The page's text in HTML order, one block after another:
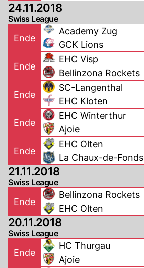
24.11.2018
Swiss League
Ende
Academy Zug
GCK Lions
Ende
EHC Visp
Bellinzona Rockets
Ende
SC-Langenthal
EHC Kloten
Ende
EHC Winterthur
Ajoie
Ende
EHC Olten
La Chaux-de-Fonds
21.11.2018
Swiss League
Ende
Bellinzona Rockets
EHC Olten
20.11.2018
Swiss League
Ende
HC Thurgau
Ajoie